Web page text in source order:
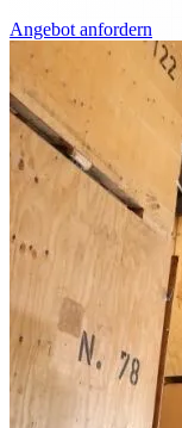
Angebot anfordern